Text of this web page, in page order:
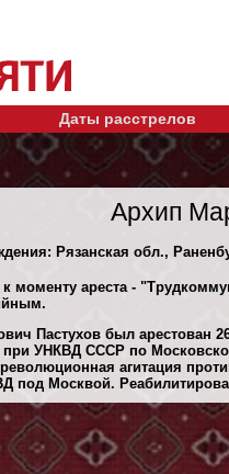
Даты расстрелов
Архип
Рязанская обл.,
к моменту ареста -
Пастухов был арестован
при УНКВД СССР по
агитация
под Москвой.